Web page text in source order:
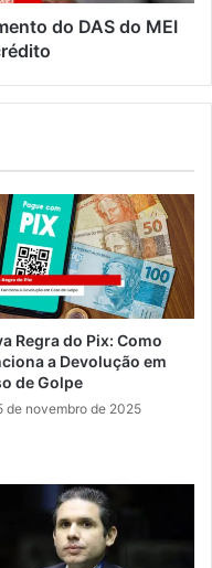
do DAS do MEI
Regra do Pix: Como
a Devolução em
de Golpe
de novembro de 2025